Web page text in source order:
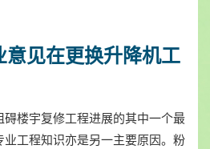
见在更换升降机工
楼宇复修工程进展的其中一个最
工程知识亦是另一主要原因。粉